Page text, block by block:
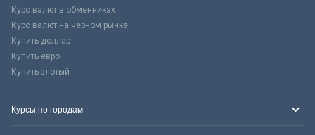
Курс валют в обменниках
Курс валют на черном рынке
Купить доллар
Купить евро
Купить злотый
Курсы по городам